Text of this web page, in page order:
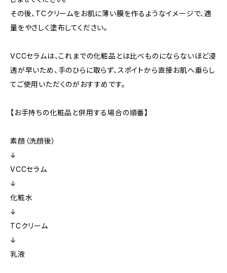
その後、TCクリームをお肌に薄い膜を作るようなイメージで、適
量をやさしく塗布してください。
VCCセラムは、これまでの化粧品とは比べものにならないほど浸
透が早いため、手のひらに取らず、スポイトから直接お肌へ垂らし
てご使用いただくのがおすすめです。
【お手持ちの化粧品と併用する場合の順番】
素顔（洗顔後）
↓
VCCセラム
↓
化粧水
↓
TCクリーム
↓
乳液